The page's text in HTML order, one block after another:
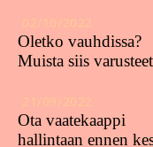
Oletko vauhdissa?
Muista siis varusteet
Ota vaatekaappi
hallintaan ennen